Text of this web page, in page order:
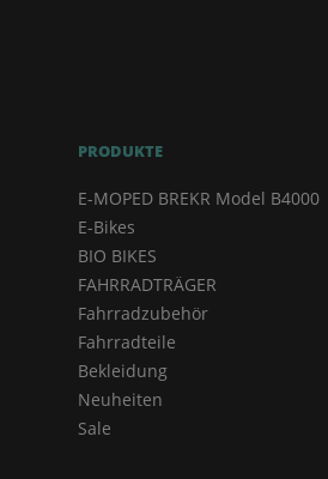
PRODUKTE
E-MOPED BREKR Model B4000
E-Bikes
BIO BIKES
FAHRRADTRÄGER
Fahrradzubehör
Fahrradteile
Bekleidung
Neuheiten
Sale